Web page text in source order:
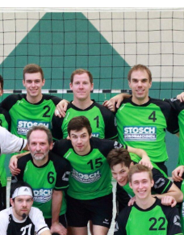
News
Termine